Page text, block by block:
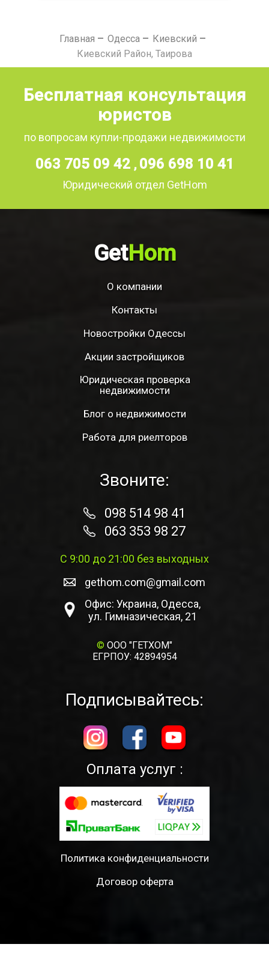
Главная Одесса
Киевский
Киевский Район, Таирова
Бесплатная консультация
юристов
по вопросам купли-продажи недвижимости
063 705 09 42 , 096 698 10 41
Юридический отдел GetHom
GetHom
О компании
Контакты
Новостройки Одессы
Акции застройщиков
Юридическая проверка
недвижимости
Блог о недвижимости
Работа для риелторов
Звоните:
098 514 98 41
063 353 98 27
С 9:00 до 21:00 без выходных
gethom.com@gmail.com
Офис: Украина, Одесса,
ул. Гимназическая, 21
© ООО "ГЕТХОМ"
ЕГРПОУ: 42894954
Подписывайтесь:
Оплата услуг :
Политика конфиденциальности
Договор оферта